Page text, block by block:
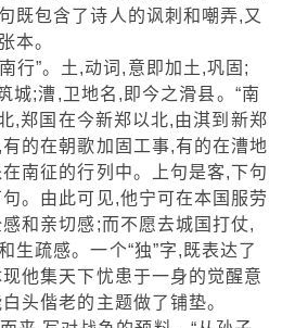
既包含了诗人的讽刺和嘲弄,又
本。
”。土,动词,意即加土,巩固;
城;漕,卫地名,即今之滑县。“南
,郑国在今新郑以北,由淇到新郑
的在朝歌加固工事,有的在漕地
南征的行列中。上句是客,下句
。由此可见,他宁可在本国服劳
和亲切感;而不愿去城国打仗,
生疏感。一个“独”字,既表达了
他集天下忧患于一身的觉醒意
头偕老的主题做了铺垫。